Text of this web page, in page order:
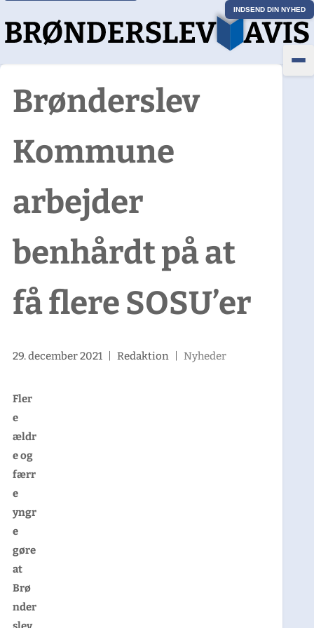
INDSEND DIN NYHED
Brønderslev
Kommune
arbejder
benhårdt på at
få flere SOSU’er
29. december 2021 |Redaktion |Nyheder
Fler
e
ældr
e og
færr
e
yngr
e
gøre
at
Brø
nder